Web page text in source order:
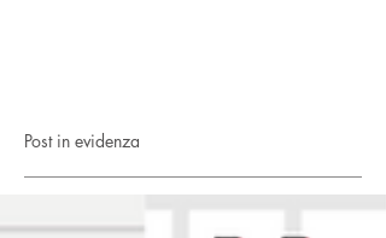
Post in evidenza